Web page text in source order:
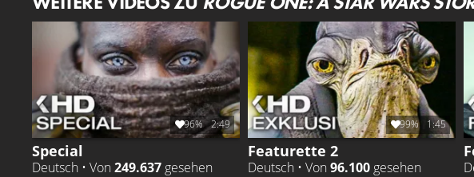
96% 2:49
Special
Deutsch • Von 249.637 gesehen
99% 1:45
Featurette 2
Deutsch • Von 96.100 gesehen